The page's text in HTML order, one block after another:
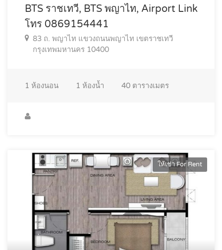
BTS ราชเทวี, BTS พญาไท, Airport Link
โทร 0869154441
83 ถ. พญาไท แขวงถนนพญาไท เขตราชเทวี
กรุงเทพมหานคร 10400
1 ห้องนอน 1 ห้องน้ำ 40 ตารางเมตร
ให้เช่า For Rent